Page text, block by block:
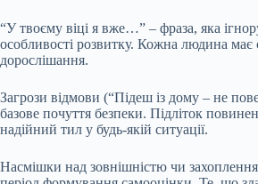
“У твоєму віці я вже…” – фраза, яка
особливості розвитку. Кожна людина має
дорослішання.
Загрози відмови (“Підеш із дому – не
базове почуття безпеки. Підліток
надійний тил у будь-якій ситуації.
Насмішки над зовнішністю чи